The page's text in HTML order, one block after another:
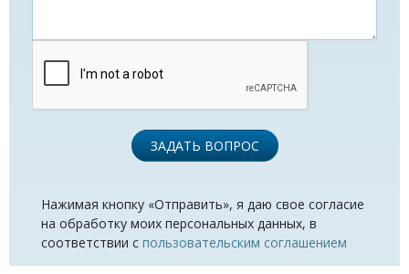
ЗАДАТЬ ВОПРОС
Нажимая кнопку «Отправить», я даю свое согласие
на обработку моих персональных данных, в
соответствии с пользовательским соглашением